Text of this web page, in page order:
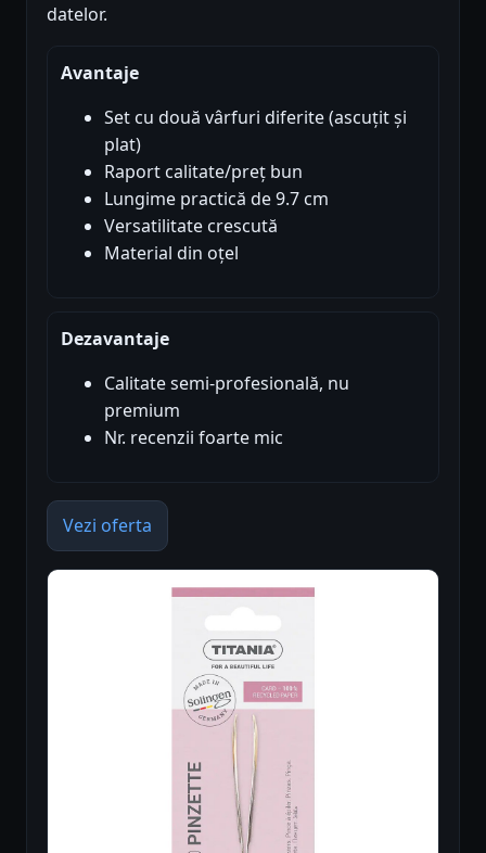
datelor.
Avantaje
Set cu două vârfuri diferite (ascuțit și
plat)
Raport calitate/preț bun
Lungime practică de 9.7 cm
Versatilitate crescută
Material din oțel
Dezavantaje
Calitate semi-profesională, nu
premium
Nr. recenzii foarte mic
Vezi oferta